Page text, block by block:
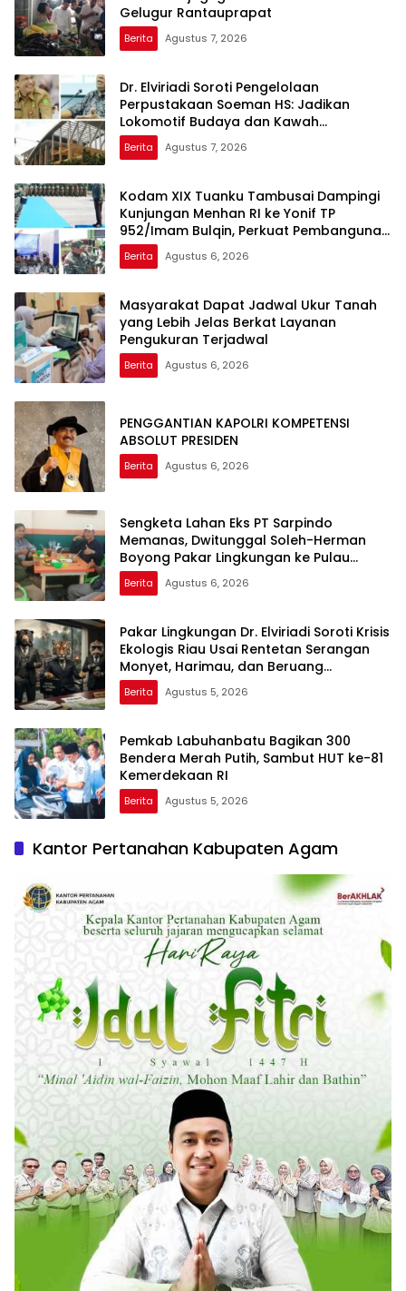
Gelugur Rantauprapat
Berita Agustus 7, 2026
Dr. Elviriadi Soroti Pengelolaan
Perpustakaan Soeman HS: Jadikan
Lokomotif Budaya dan Kawah
Candradimuka Intelektual
Berita Agustus 7, 2026
Kodam XIX Tuanku Tambusai Dampingi
Kunjungan Menhan RI ke Yonif TP
952/Imam Bulqin, Perkuat Pembangunan
Satuan
Berita Agustus 6, 2026
Masyarakat Dapat Jadwal Ukur Tanah
yang Lebih Jelas Berkat Layanan
Pengukuran Terjadwal
Berita Agustus 6, 2026
PENGGANTIAN KAPOLRI KOMPETENSI
ABSOLUT PRESIDEN
Berita Agustus 6, 2026
Sengketa Lahan Eks PT Sarpindo
Memanas, Dwitunggal Soleh-Herman
Boyong Pakar Lingkungan ke Pulau
Rupat
Berita Agustus 6, 2026
Pakar Lingkungan Dr. Elviriadi Soroti Krisis
Ekologis Riau Usai Rentetan Serangan
Monyet, Harimau, dan Beruang
Terhadap Warga
Berita Agustus 5, 2026
Pemkab Labuhanbatu Bagikan 300
Bendera Merah Putih, Sambut HUT ke-81
Kemerdekaan RI
Berita Agustus 5, 2026
Kantor Pertanahan Kabupaten Agam